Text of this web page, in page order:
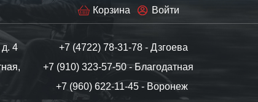
Войти
Корзина
д. 4
+7 (4722) 78-31-78 - Дзгоева
+7 (910) 323-57-50 - Благодатная
+7 (960) 622-11-45 - Воронеж